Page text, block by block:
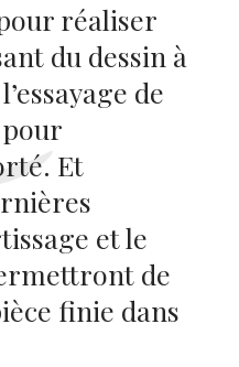
réaliser
du dessin à
de
Et
et le
de
finie dans